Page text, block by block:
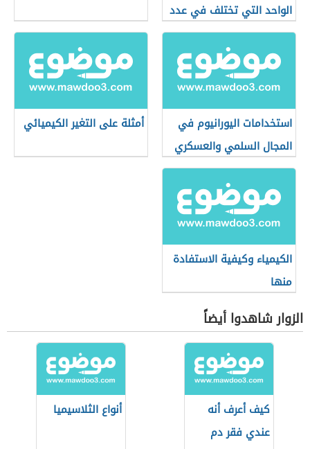
الواحد التي تختلف في عدد
النيوترونات
استخدامات اليورانيوم في
المجال السلمي والعسكري
أمثلة على التغير الكيميائي
الكيمياء وكيفية الاستفادة
منها
الزوار شاهدوا أيضاً
كيف أعرف أنه
عندي فقر دم
أنواع الثلاسيميا